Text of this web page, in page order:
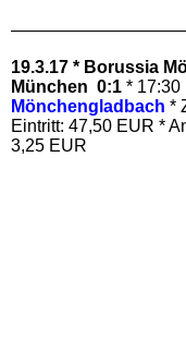
19.3.17 * Borussia
München 0:1 * 17:30
Mönchengladbach *
Eintritt: 47,50 EUR *
3,25 EUR